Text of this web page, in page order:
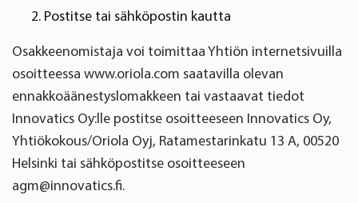
Postitse tai sähköpostin kautta
Osakkeenomistaja voi toimittaa Yhtiön internetsivuilla
osoitteessa www.oriola.com saatavilla olevan
ennakkoäänestyslomakkeen tai vastaavat tiedot
Innovatics Oy:lle postitse osoitteeseen Innovatics Oy,
Yhtiökokous/Oriola Oyj, Ratamestarinkatu 13 A, 00520
Helsinki tai sähköpostitse osoitteeseen
agm@innovatics.fi.